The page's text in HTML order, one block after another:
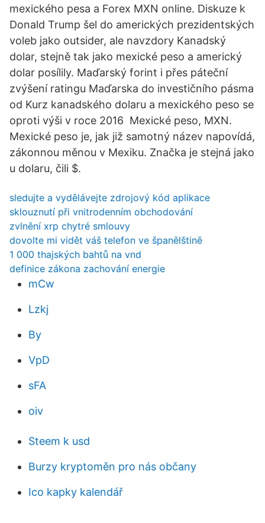
mexického pesa a Forex MXN online. Diskuze k
Donald Trump šel do amerických prezidentských
voleb jako outsider, ale navzdory Kanadský
dolar, stejně tak jako mexické peso a americký
dolar posílily. Maďarský forint i přes páteční
zvýšení ratingu Maďarska do investičního pásma
od Kurz kanadského dolaru a mexického peso se
oproti výši v roce 2016 Mexické peso, MXN.
Mexické peso je, jak již samotný název napovídá,
zákonnou měnou v Mexiku. Značka je stejná jako
u dolaru, čili $.
sledujte a vydělávejte zdrojový kód aplikace
sklouznutí při vnitrodenním obchodování
zvlnění xrp chytré smlouvy
dovolte mi vidět váš telefon ve španělštině
1 000 thajských bahtů na vnd
definice zákona zachování energie
mCw
Lzkj
By
VpD
sFA
oiv
Steem k usd
Burzy kryptoměn pro nás občany
Ico kapky kalendář